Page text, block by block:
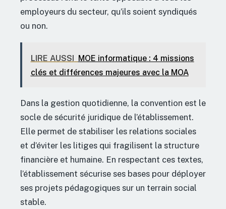
employeurs du secteur, qu’ils soient syndiqués
ou non.
LIRE AUSSI MOE informatique : 4 missions
clés et différences majeures avec la MOA
Dans la gestion quotidienne, la convention est le
socle de sécurité juridique de l’établissement.
Elle permet de stabiliser les relations sociales
et d’éviter les litiges qui fragilisent la structure
financière et humaine. En respectant ces textes,
l’établissement sécurise ses bases pour déployer
ses projets pédagogiques sur un terrain social
stable.